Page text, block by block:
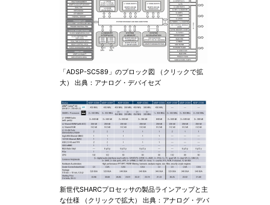
「ADSP-SC589」のブロック図 （クリックで拡
大） 出典：アナログ・デバイセズ
新世代SHARCプロセッサの製品ラインアップと主
な仕様 （クリックで拡大） 出典：アナログ・デバ